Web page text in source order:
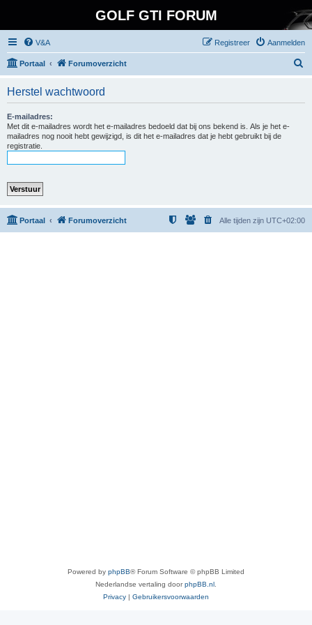
GOLF GTI FORUM
V&A Aanmelden
Registreer
Portaal Forumoverzicht
Herstel wachtwoord
E-mailadres:
Met dit e-mailadres wordt het e-mailadres bedoeld dat bij ons bekend is. Als je het e-
mailadres nog nooit hebt gewijzigd, is dit het e-mailadres dat je hebt gebruikt bij de
registratie.
Portaal Forumoverzicht Alle tijden zijn UTC+02:00
Powered by phpBB® Forum Software © phpBB Limited
Nederlandse vertaling doorphpBB.nl
Privacy | Gebruikersvoorwaarden